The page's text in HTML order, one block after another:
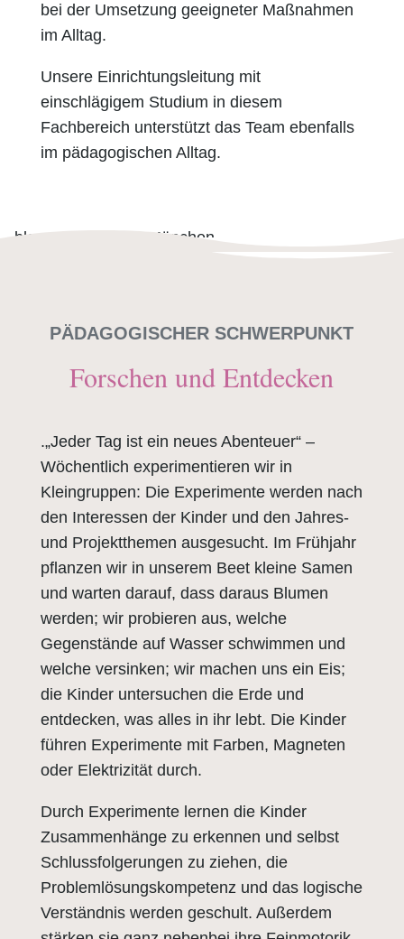
bei der Umsetzung geeigneter Maßnahmen
im Alltag.
Unsere Einrichtungsleitung mit
einschlägigem Studium in diesem
Fachbereich unterstützt das Team ebenfalls
im pädagogischen Alltag.
PÄDAGOGISCHER SCHWERPUNKT
Forschen und Entdecken
.„Jeder Tag ist ein neues Abenteuer“ –
Wöchentlich experimentieren wir in
Kleingruppen: Die Experimente werden nach
den Interessen der Kinder und den Jahres-
und Projektthemen ausgesucht. Im Frühjahr
pflanzen wir in unserem Beet kleine Samen
und warten darauf, dass daraus Blumen
werden; wir probieren aus, welche
Gegenstände auf Wasser schwimmen und
welche versinken; wir machen uns ein Eis;
die Kinder untersuchen die Erde und
entdecken, was alles in ihr lebt. Die Kinder
führen Experimente mit Farben, Magneten
oder Elektrizität durch.
Durch Experimente lernen die Kinder
Zusammenhänge zu erkennen und selbst
Schlussfolgerungen zu ziehen, die
Problemlösungskompetenz und das logische
Verständnis werden geschult. Außerdem